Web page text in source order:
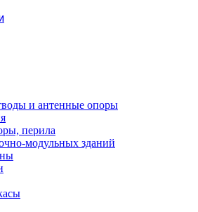
и антенные опоры
перила
модульных зданий